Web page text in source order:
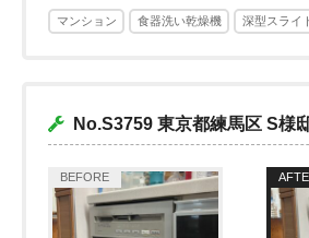
マンション 食器洗い乾燥機 深型スライ
No.S3759 東京都練馬区 S様